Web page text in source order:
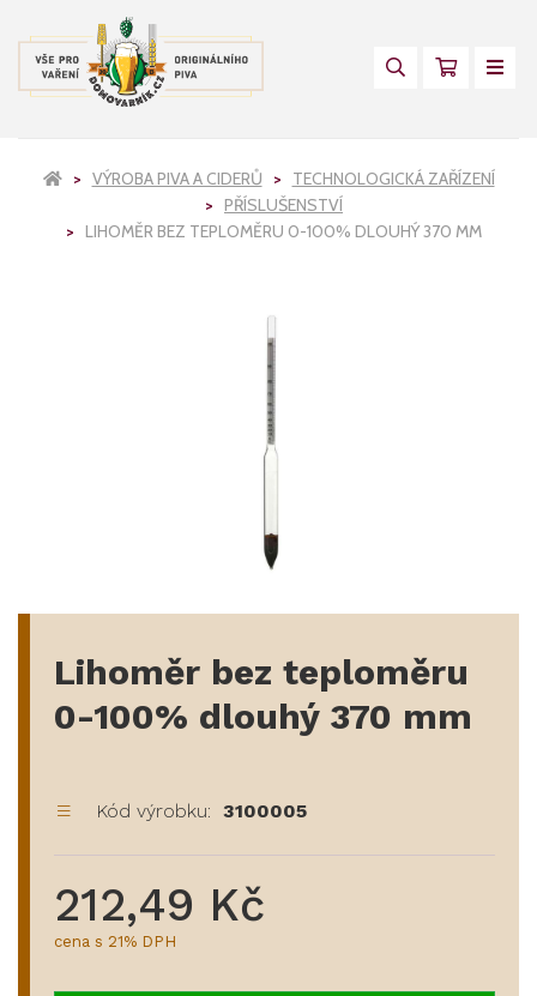
VÝROBA PIVA A CIDERŮ
TECHNOLOGICKÁ ZAŘÍZENÍ
PŘÍSLUŠENSTVÍ
LIHOMĚR BEZ TEPLOMĚRU 0-100% DLOUHÝ 370 MM
Lihoměr bez teploměru
0-100% dlouhý 370 mm
Kód výrobku: 3100005
212,49 Kč
cena s 21% DPH